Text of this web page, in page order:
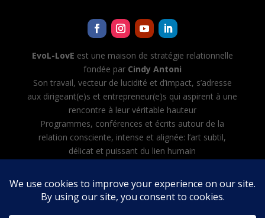
EvoL-LovE est une maison de stratégie relationnelle
fondée par Cindy Antoni
Son travail, vecteur de lucidité et d’impact, s’adresse
aux dirigeant(e)s et entrepreneur(e)s qui aspirent à une
rencontre à leur véritable hauteur
Programmes, conférences et écrits autour de la
relation consciente, intense et alignée: l’art subtil,
délicat et puissant du lien humain
toutes les tâches avec l’IA, créer et diriger son équipe
d’agents IA